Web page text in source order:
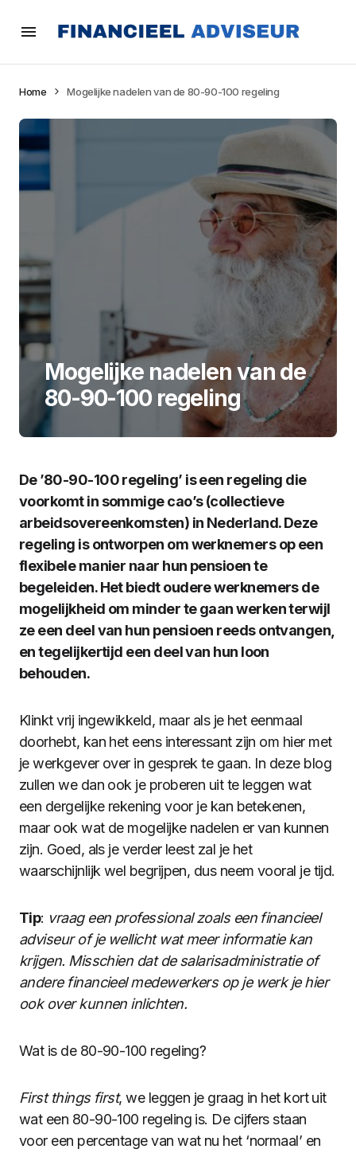
Home Mogelijke nadelen van de 80-90-100 regeling
Mogelijke nadelen van de
80-90-100 regeling
De ’80-90-100 regeling’ is een regeling die
voorkomt in sommige cao’s (collectieve
arbeidsovereenkomsten) in Nederland. Deze
regeling is ontworpen om werknemers op een
flexibele manier naar hun pensioen te
begeleiden. Het biedt oudere werknemers de
mogelijkheid om minder te gaan werken terwijl
ze een deel van hun pensioen reeds ontvangen,
en tegelijkertijd een deel van hun loon
behouden.
Klinkt vrij ingewikkeld, maar als je het eenmaal
doorhebt, kan het eens interessant zijn om hier met
je werkgever over in gesprek te gaan. In deze blog
zullen we dan ook je proberen uit te leggen wat
een dergelijke rekening voor je kan betekenen,
maar ook wat de mogelijke nadelen er van kunnen
zijn. Goed, als je verder leest zal je het
waarschijnlijk wel begrijpen, dus neem vooral je tijd.
Tip: vraag een professional zoals een financieel
adviseur of je wellicht wat meer informatie kan
krijgen. Misschien dat de salarisadministratie of
andere financieel medewerkers op je werk je hier
ook over kunnen inlichten.
Wat is de 80-90-100 regeling?
First things first, we leggen je graag in het kort uit
wat een 80-90-100 regeling is. De cijfers staan
voor een percentage van wat nu het ‘normaal’ en